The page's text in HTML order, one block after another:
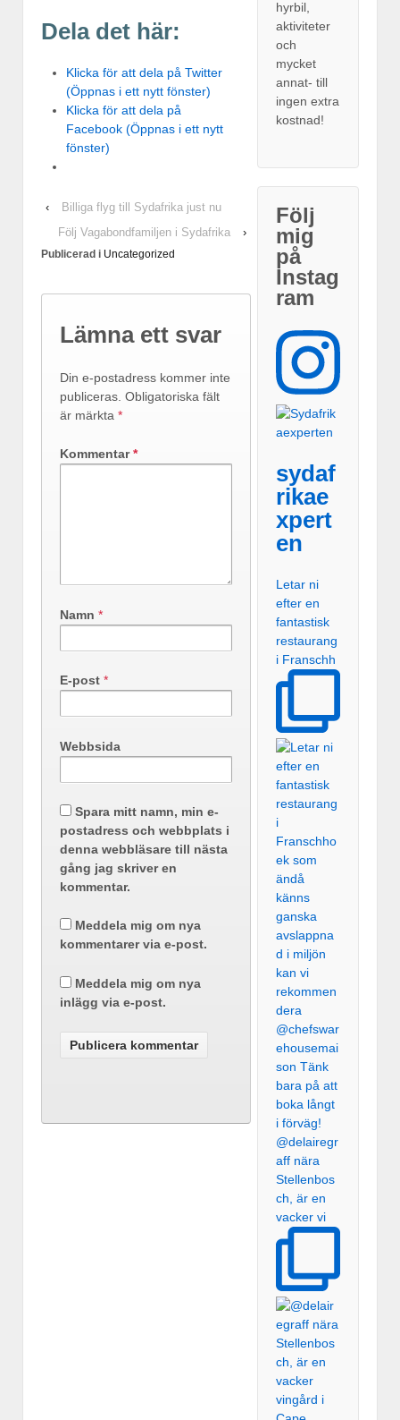
Dela det här:
Klicka för att dela på Twitter
(Öppnas i ett nytt fönster)
Klicka för att dela på
Facebook (Öppnas i ett nytt
fönster)
‹
Billiga flyg till Sydafrika just nu
Följ Vagabondfamiljen i Sydafrika
›
Publicerad i Uncategorized
Lämna ett svar
Din e-postadress kommer inte
publiceras. Obligatoriska fält
är märkta *
Kommentar*
Namn *
E-post *
Webbsida
Spara mitt namn, min e-
postadress och webbplats i
denna webbläsare till nästa
gång jag skriver en
kommentar.
Meddela mig om nya
kommentarer via e-post.
Meddela mig om nya
inlägg via e-post.
hyrbil,
aktiviteter
och
mycket
annat- till
ingen extra
kostnad!
Följ
mig
på
Instag
ram
sydaf
rikae
xpert
en
Letar ni
efter en
fantastisk
restaurang
i Franschh
@delairegr
aff nära
Stellenbos
ch, är en
vacker vi